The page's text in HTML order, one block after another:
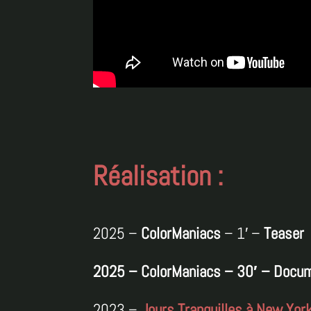
Réalisation :
2025 – ColorManiacs – 1′ –Teaser
2025 – ColorManiacs – 30′ –